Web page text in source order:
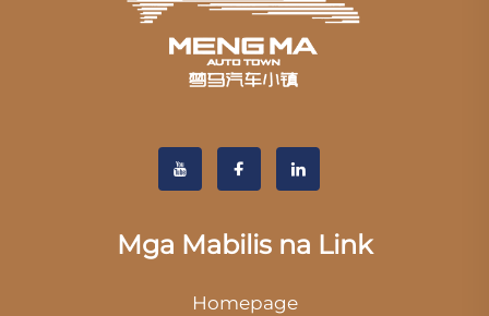
Mga Mabilis na Link
Homepage